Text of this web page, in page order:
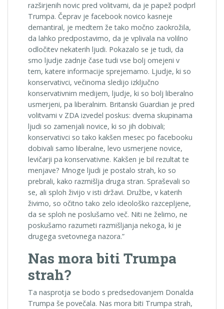
razširjenih novic pred volitvami, da je papež podprl
Trumpa. Čeprav je facebook novico kasneje
demantiral, je medtem že tako močno zaokrožila,
da lahko predpostavimo, da je vplivala na volilno
odločitev nekaterih ljudi. Pokazalo se je tudi, da
smo ljudje zadnje čase tudi vse bolj omejeni v
tem, katere informacije sprejemamo. Ljudje, ki so
konservativci, večinoma sledijo izključno
konservativnim medijem, ljudje, ki so bolj liberalno
usmerjeni, pa liberalnim. Britanski Guardian je pred
volitvami v ZDA izvedel poskus: dvema skupinama
ljudi so zamenjali novice, ki so jih dobivali;
konservativci so tako kakšen mesec po facebooku
dobivali samo liberalne, levo usmerjene novice,
levičarji pa konservativne. Kakšen je bil rezultat te
menjave? Mnoge ljudi je postalo strah, ko so
prebrali, kako razmišlja druga stran. Spraševali so
se, ali sploh živijo v isti državi. Družbe, v katerih
živimo, so očitno tako zelo ideološko razcepljene,
da se sploh ne poslušamo več. Niti ne želimo, ne
poskušamo razumeti razmišljanja nekoga, ki je
drugega svetovnega nazora.”
Nas mora biti Trumpa
strah?
Ta nasprotja se bodo s predsedovanjem Donalda
Trumpa še povečala. Nas mora biti Trumpa strah,